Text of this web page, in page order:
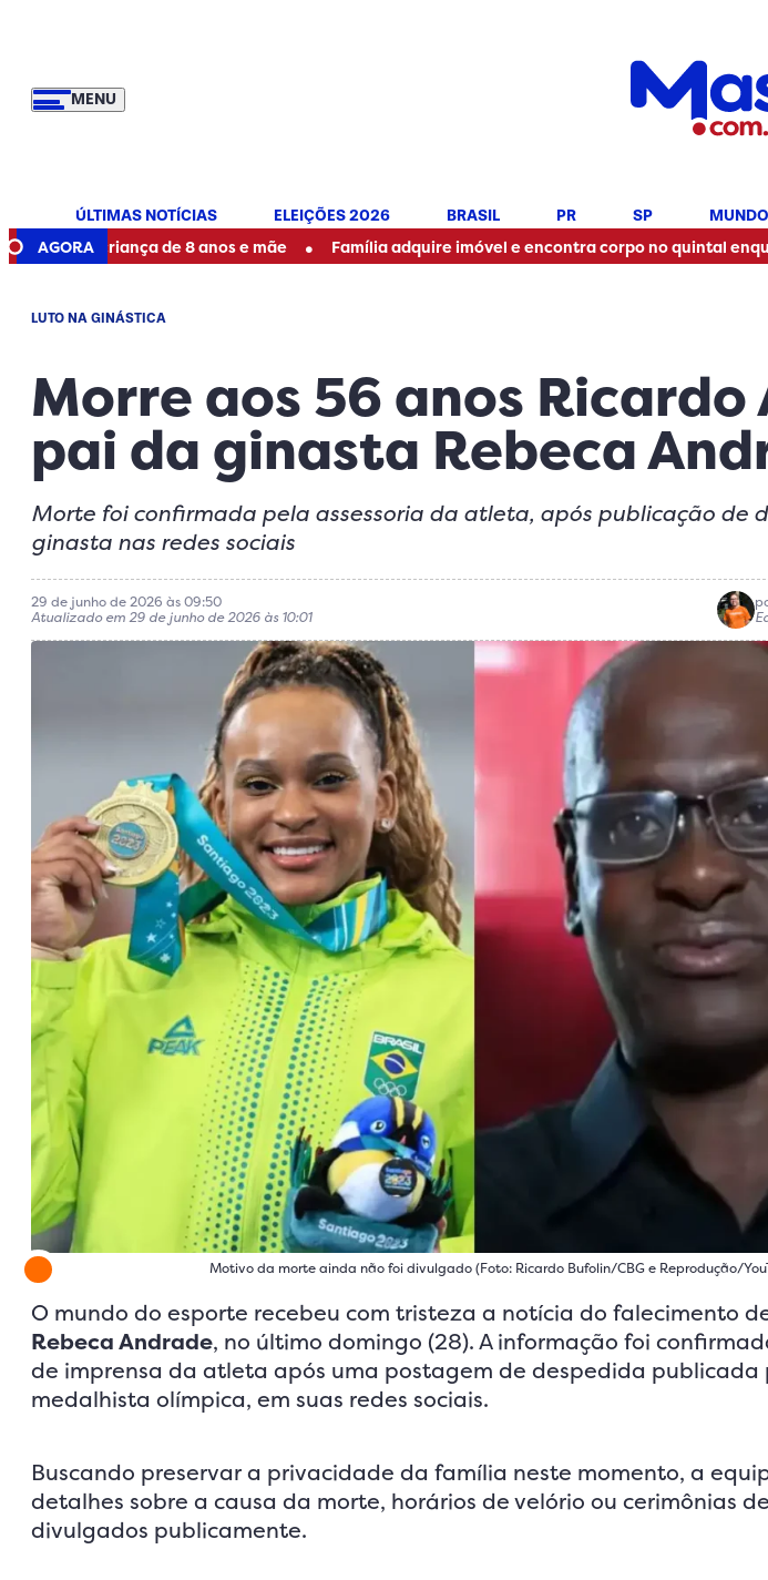
MENU
ÚLTIMAS NOTÍCIAS ELEIÇÕES 2026 BRASIL PR SP MUNDO
AGORA
criança de 8 anos e mãe • Família adquire imóvel e encontra corpo no quintal enquanto
LUTO NA GINÁSTICA
Morre aos 56 anos Ricardo
pai da ginasta Rebeca
Morte foi confirmada pela assessoria da atleta, após publicação de
ginasta nas redes sociais
29 de junho de 2026 às 09:50
Atualizado em 29 de junho de 2026 às 10:01
Motivo da morte ainda não foi divulgado (Foto: Ricardo Bufolin/CBG e Reprodução/
O mundo do esporte recebeu com tristeza a notícia do falecimento
Rebeca Andrade, no último domingo (28). A informação foi
de imprensa da atleta após uma postagem de despedida publicada
medalhista olímpica, em suas redes sociais.
Buscando preservar a privacidade da família neste momento, a
detalhes sobre a causa da morte, horários de velório ou cerimônias
divulgados publicamente.